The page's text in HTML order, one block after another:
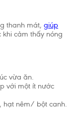
thanh mát, giúp
khi cảm thấy nóng
vừa ăn.
với một ít nước
hạt nêm/ bột canh.